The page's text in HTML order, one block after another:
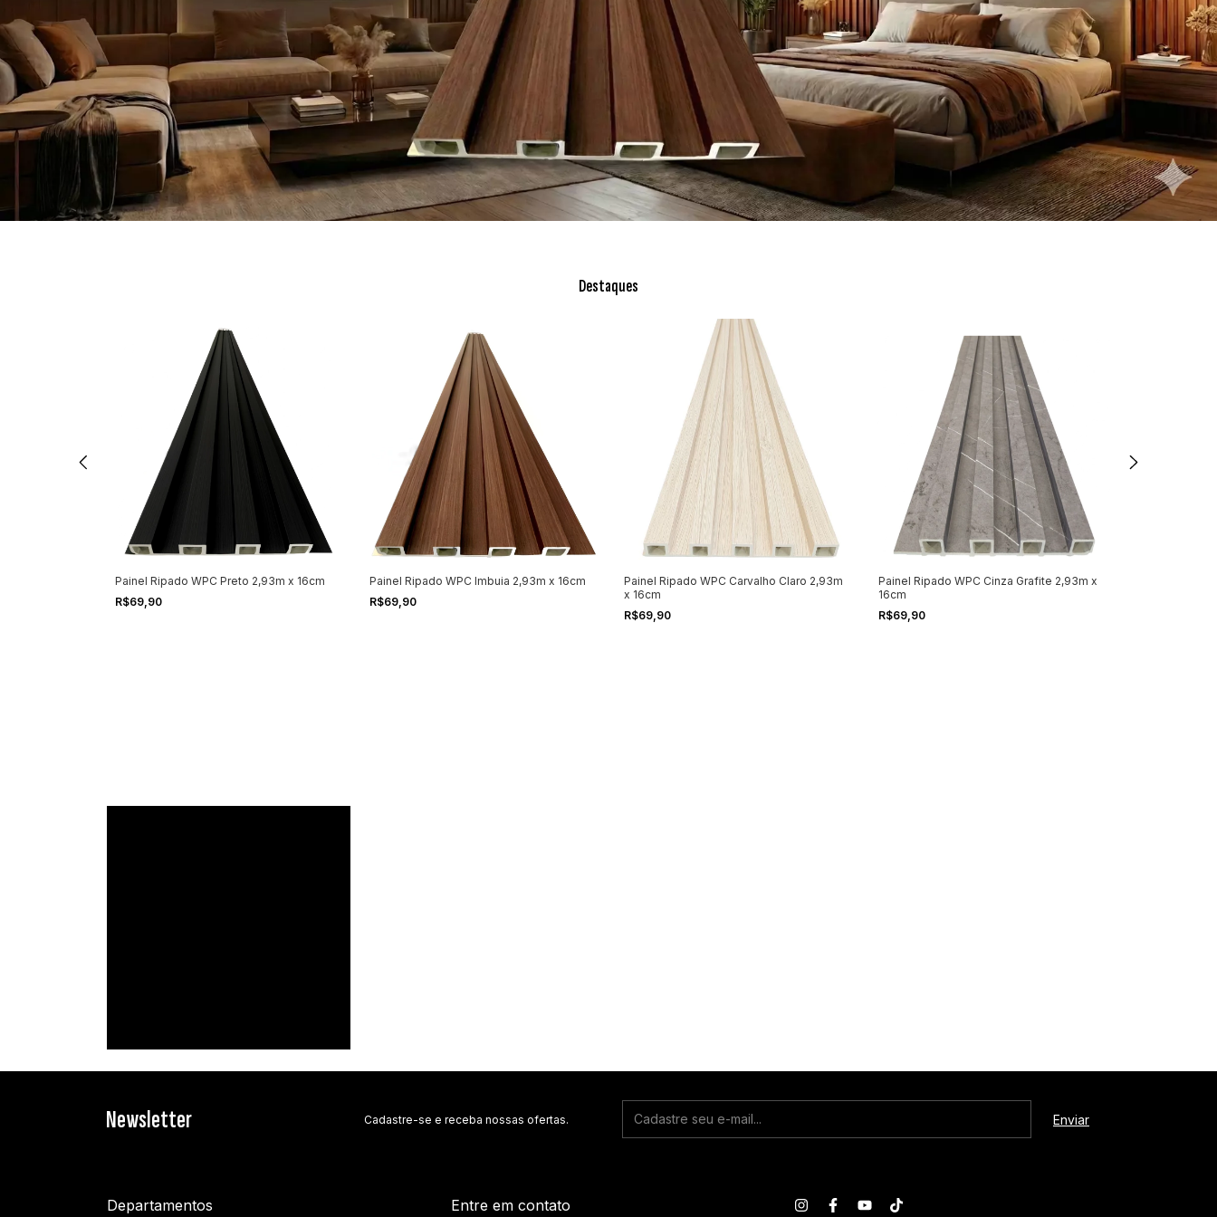
Destaques
Painel Ripado WPC Preto 2,93m x 16cm
R$69,90
Painel Ripado WPC Imbuia 2,93m x 16cm
R$69,90
Painel Ripado WPC Carvalho Claro 2,93m
x 16cm
R$69,90
Painel Ripado WPC Cinza Grafite 2,93m x
16cm
R$69,90
Newsletter Cadastre-se e receba nossas ofertas.
Departamentos Entre em contato